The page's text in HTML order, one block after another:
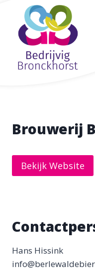
Doorgaan
inhoud
Brouwerij
Bekijk Website
Hans Hissink